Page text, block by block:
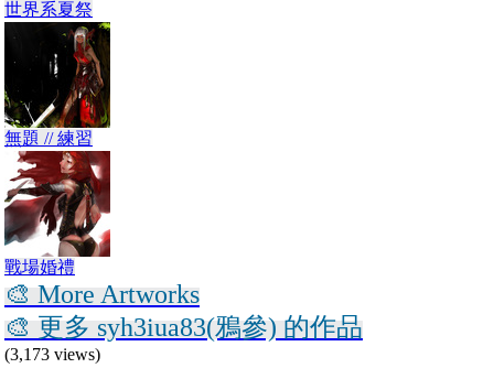
世界系夏祭
無題 // 練習
戰場婚禮
🎨 More Artworks
🎨 更多 syh3iua83(鴉參) 的作品
(3,173 views)